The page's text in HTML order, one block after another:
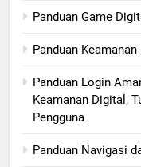
Panduan Game
Panduan Keamanan
Panduan Login
Keamanan Digital,
Pengguna
Panduan Navigasi